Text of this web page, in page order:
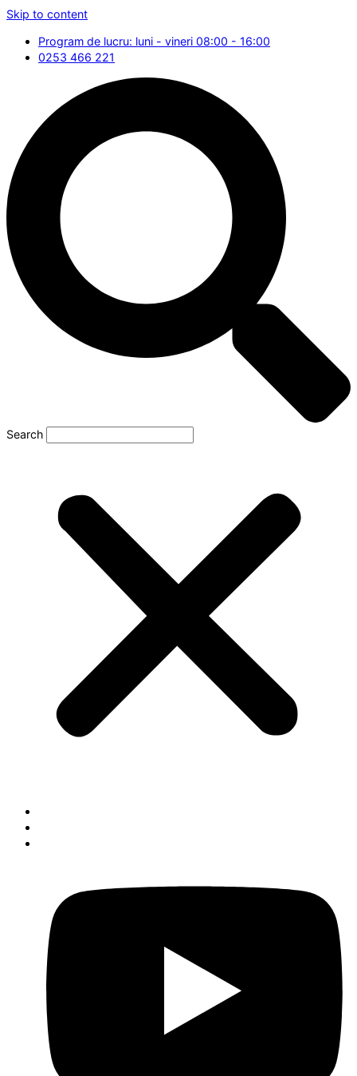
Skip to content
Program de lucru: luni - vineri 08:00 - 16:00
0253 466 221
Search